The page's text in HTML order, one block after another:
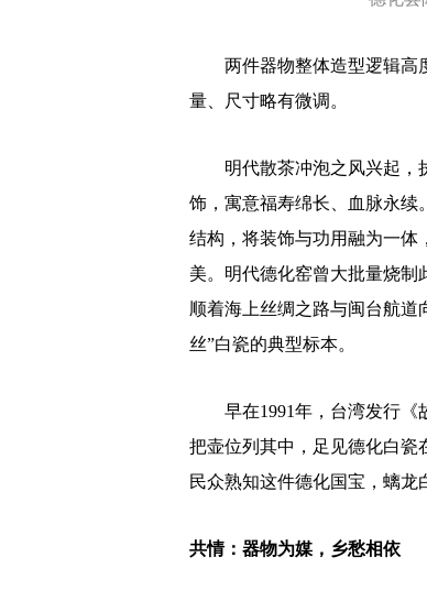
两件器物整体造型逻辑高度
量、尺寸略有微调。
明代散茶冲泡之风兴起，执
饰，寓意福寿绵长、血脉永续
结构，将装饰与功用融为一体
美。明代德化窑曾大批量烧
顺着海上丝绸之路与闽台航道
丝”白瓷的典型标本。
早在1991年，台湾发行《
把壶位列其中，足见德化白瓷
民众熟知这件德化国宝，螭
共情：器物为媒，乡愁相依